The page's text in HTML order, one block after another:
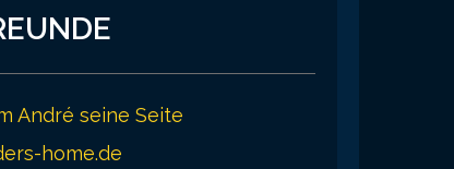
André seine Seite
home.de